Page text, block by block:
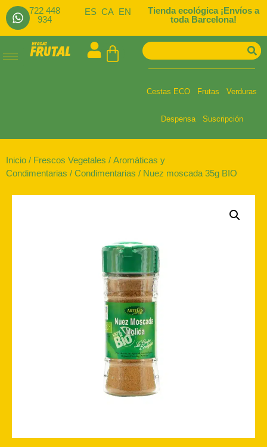
722 448
934
Tienda ecológica ¡Envíos a
toda Barcelona!
ES CA EN
Cestas ECO Frutas Verduras
Despensa Suscripción
Inicio / Frescos Vegetales / Aromáticas y
Condimentarias / Condimentarias / Nuez moscada 35g BIO